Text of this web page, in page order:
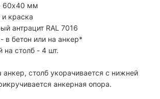
60х40 мм
краска
антрацит RAL 7016
в бетон или на анкер*
на столб - 4 шт.
столб укорачивается с нижней
анкерная опора.